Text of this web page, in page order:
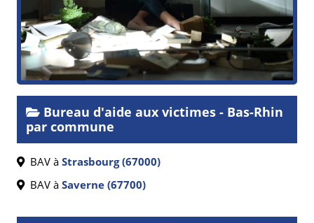
Bureau d'aide aux victimes - Bas-Rhin
par commune
BAV à Strasbourg (67000)
BAV à Saverne (67700)